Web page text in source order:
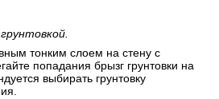
тонким слоем на стену с
попадания брызг грунтовки на
выбирать грунтовку